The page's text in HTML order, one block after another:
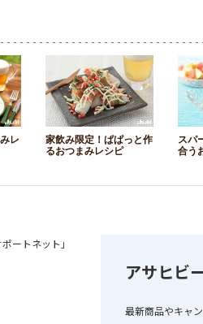
レ
家飲み限定！ぱぱっと作
るおつまみレシピ
スパ
合う
ートネット」
アサヒビ
最新商品やキャ